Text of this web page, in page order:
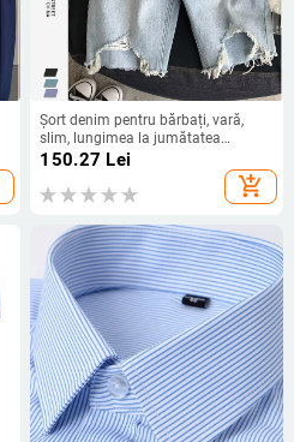
Șort denim pentru bărbați, vară,
slim, lungimea la jumătatea
coapsei, stil coreean, rupturi, cinci
150.27 Lei
add_shopping_cart